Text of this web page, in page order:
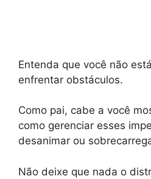
Entenda que você não
enfrentar obstáculos.
Como pai, cabe a você
como gerenciar esses
desanimar ou
Não deixe que nada o